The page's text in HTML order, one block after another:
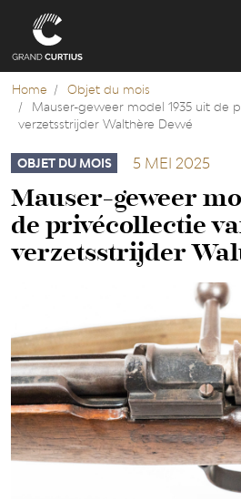
de
gaan
Home
Objet du mois
Mauser-geweer model 1935 uit de
verzetsstrijder Walthère Dewé
OBJET DU MOIS 5 MEI 2025
Mauser-geweer
de privécollectie
verzetsstrijder